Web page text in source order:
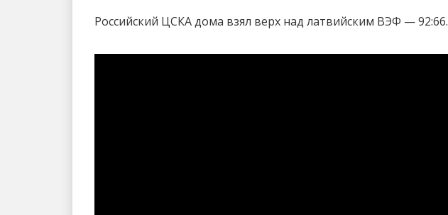
Российский ЦСКА дома взял верх над латвийским ВЭФ — 92:66.